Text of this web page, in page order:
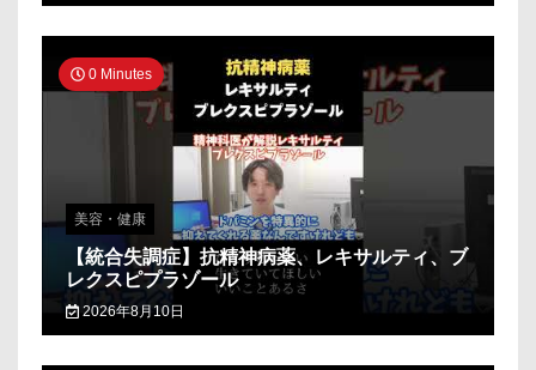
0 Minutes
美容・健康
【統合失調症】抗精神病薬、レキサルティ、ブ
レクスピプラゾール
2026年8月10日